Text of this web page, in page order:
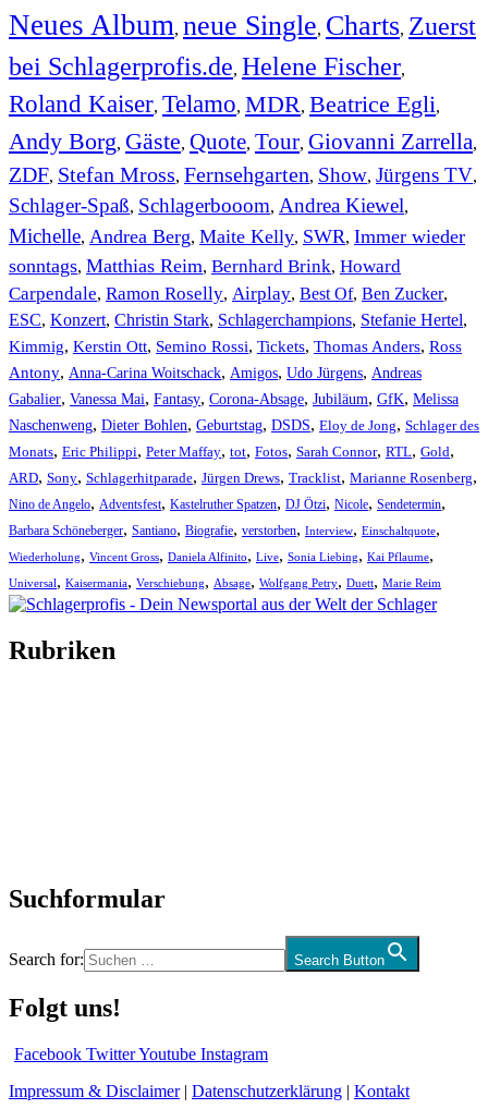
Neues Album, neue Single, Charts, Zuerst
bei Schlagerprofis.de, Helene Fischer,
Roland Kaiser, Telamo, MDR, Beatrice Egli,
Andy Borg, Gäste, Quote, Tour, Giovanni Zarrella,
ZDF, Stefan Mross, Fernsehgarten, Show, Jürgens TV,
Schlager-Spaß, Schlagerbooom, Andrea Kiewel,
Michelle, Andrea Berg, Maite Kelly, SWR, Immer wieder
sonntags, Matthias Reim, Bernhard Brink, Howard
Carpendale, Ramon Roselly, Airplay, Best Of, Ben Zucker,
ESC, Konzert, Christin Stark, Schlagerchampions, Stefanie Hertel,
Kimmig, Kerstin Ott, Semino Rossi, Tickets, Thomas Anders, Ross
Antony, Anna-Carina Woitschack, Amigos, Udo Jürgens, Andreas
Gabalier, Vanessa Mai, Fantasy, Corona-Absage, Jubiläum, GfK, Melissa
Naschenweng, Dieter Bohlen, Geburtstag, DSDS, Eloy de Jong, Schlager des
Monats, Eric Philippi, Peter Maffay, tot, Fotos, Sarah Connor, RTL, Gold,
ARD, Sony, Schlagerhitparade, Jürgen Drews, Tracklist, Marianne Rosenberg,
Nino de Angelo, Adventsfest, Kastelruther Spatzen, DJ Ötzi, Nicole, Sendetermin,
Barbara Schöneberger, Santiano, Biografie, verstorben, Interview, Einschaltquote,
Wiederholung, Vincent Gross, Daniela Alfinito, Live, Sonia Liebing, Kai Pflaume,
Universal, Kaisermania, Verschiebung, Absage, Wolfgang Petry, Duett, Marie Reim
Rubriken
Suchformular
Search for: Search Button
Folgt uns!
Facebook TwitterYoutube Instagram
Impressum & Disclaimer| Datenschutzerklärung | Kontakt